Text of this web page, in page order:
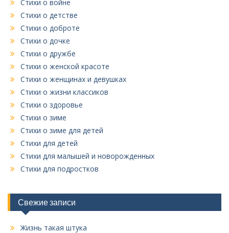
Стихи о войне
Стихи о детстве
Стихи о доброте
Стихи о дочке
Стихи о дружбе
Стихи о женской красоте
Стихи о женщинах и девушках
Стихи о жизни классиков
Стихи о здоровье
Стихи о зиме
Стихи о зиме для детей
Стихи для детей
Стихи для малышей и новорожденных
Стихи для подростков
Свежие записи
Жизнь такая штука